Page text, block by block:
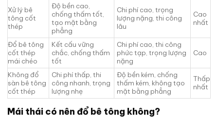
Xử lý bê
tông cốt
thép
Độ bền cao,
chống thấm tốt,
tạo mặt bằng
phẳng
Chi phí cao, trọng
lượng nặng, thi công
lâu
Cao
nhất
Đổ bê tông
cốt thép
mái chéo
Kết cấu vững
chắc, chống thấm
tốt
Chi phí cao, thi công
phức tạp, trọng lượng
nặng
Cao
Không đổ
sàn bê tông
cốt thép
Chi phí thấp, thi
công nhanh, trọng
lượng nhẹ
Độ bền kém, chống
thấm kém, không tạo
mặt bằng phẳng
Thấp
nhất
Mái thái có nên đổ bê tông không?